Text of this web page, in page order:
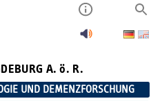
A. ö. R.
UND DEMENZFORSCHUNG